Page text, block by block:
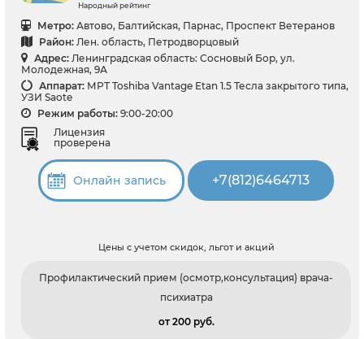
Народный рейтинг
Метро: Автово, Балтийская, Парнас, Проспект Ветеранов
Район: Лен. область, Петродворцовый
Адрес: Ленинградская область: Сосновый Бор, ул.
Молодежная, 9А
Аппарат: МРТ Toshiba Vantage Etan 1.5 Тесла закрытого типа,
УЗИ Saote
Режим работы: 9:00-20:00
Лицензия
проверена
Онлайн запись +7(812)6464713
Цены с учетом скидок, льгот и акций
Профилактический прием (осмотр,консультация) врача-
психиатра
от 200 pуб.